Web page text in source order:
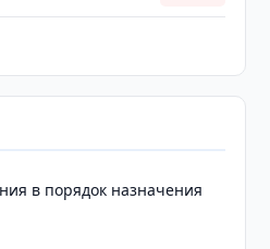
в порядок назначения